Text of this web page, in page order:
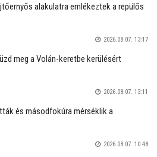
alakulatra emlékeztek a repülős
2026.08.07. 13:17
meg a Volán-keretbe kerülésért
2026.08.07. 13:11
és másodfokúra mérséklik a
2026.08.07. 10:48